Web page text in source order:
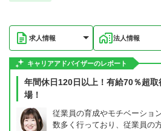
求人情報 法人情報
キャリアアドバイザーのレポート
年間休日120日以上！有給70％超
場！
従業員の育成やモチベーショ
数多く行っており、従業員の